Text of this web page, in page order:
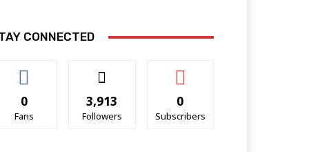
CONNECTED
0
Fans
3,913
Followers
0
Subscribers